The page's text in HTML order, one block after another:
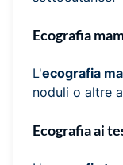
Ecografia
L'ecografia
noduli o altre
Ecografia ai